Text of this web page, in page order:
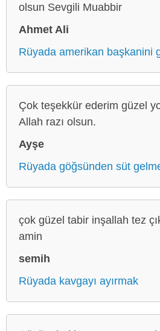
olsun Sevgili Muabbir
Ahmet Ali
Rüyada amerikan başkanini
Çok teşekkür ederim güzel
Allah razı olsun.
Ayşe
Rüyada göğsünden süt
çok güzel tabir inşallah tez
amin
semih
Rüyada kavgayı ayırmak